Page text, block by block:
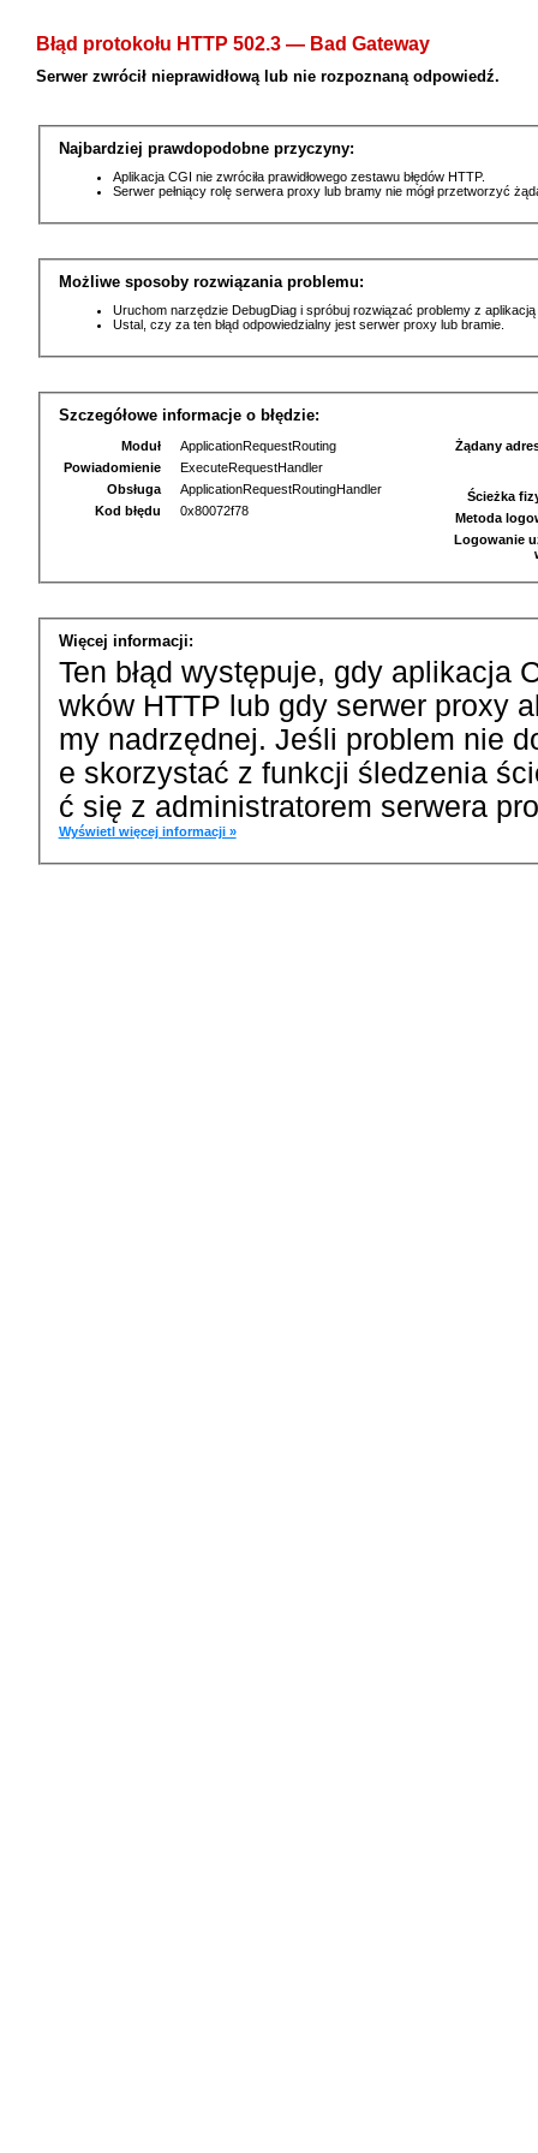
Błąd protokołu HTTP 502.3 — Bad Gateway
Serwer zwrócił nieprawidłową lub nie rozpoznaną odpowiedź.
Najbardziej prawdopodobne przyczyny:
Aplikacja CGI nie zwróciła prawidłowego zestawu błędów HTTP.
Serwer pełniący rolę serwera proxy lub bramy nie mógł przetworzyć
Możliwe sposoby rozwiązania problemu:
Uruchom narzędzie DebugDiag i spróbuj rozwiązać problemy z
Ustal, czy za ten błąd odpowiedzialny jest serwer proxy lub bramie.
Szczegółowe informacje o błędzie:
Moduł
ApplicationRequestRouting
Powiadomienie
ExecuteRequestHandler
Obsługa
ApplicationRequestRoutingHandler
Kod błędu
0x80072f78
Żądany
Ścieżka
Metoda
Logowanie
Więcej informacji:
Ten błąd występuje, gdy aplikacja
wków HTTP lub gdy serwer proxy
my nadrzędnej. Jeśli problem nie
e skorzystać z funkcji śledzenia
ć się z administratorem serwera
Wyświetl więcej informacji »